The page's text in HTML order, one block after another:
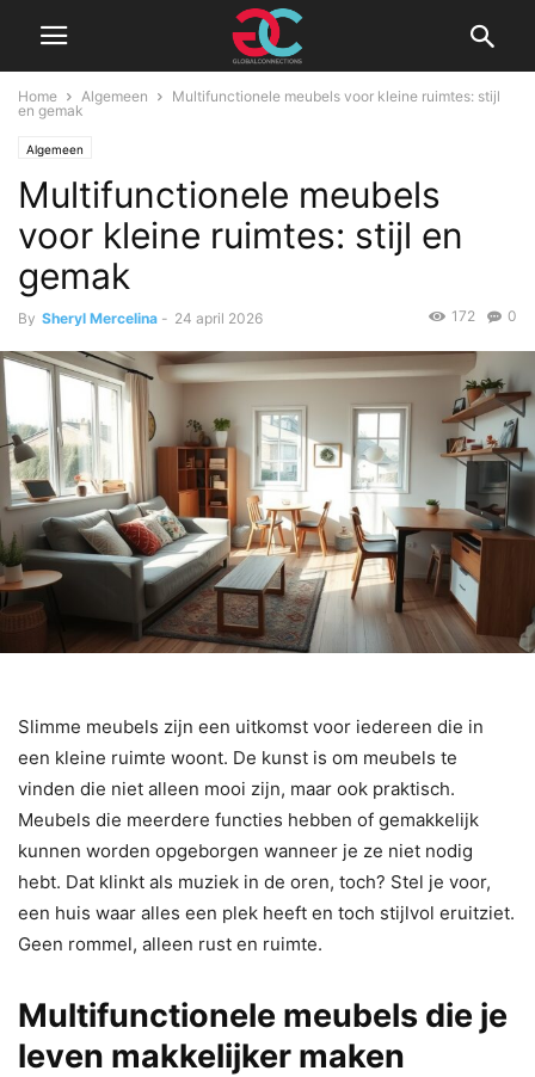
Home Algemeen
Multifunctionele meubels voor kleine ruimtes: stijl
en gemak
Algemeen
Multifunctionele meubels
voor kleine ruimtes: stijl en
gemak
By Sheryl Mercelina - 24 april 2026 0
172
Slimme meubels zijn een uitkomst voor iedereen die in
een kleine ruimte woont. De kunst is om meubels te
vinden die niet alleen mooi zijn, maar ook praktisch.
Meubels die meerdere functies hebben of gemakkelijk
kunnen worden opgeborgen wanneer je ze niet nodig
hebt. Dat klinkt als muziek in de oren, toch? Stel je voor,
een huis waar alles een plek heeft en toch stijlvol eruitziet.
Geen rommel, alleen rust en ruimte.
Multifunctionele meubels die je
leven makkelijker maken